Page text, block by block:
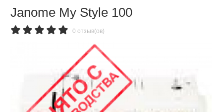
Janome My Style 100
0 отзыв(ов)